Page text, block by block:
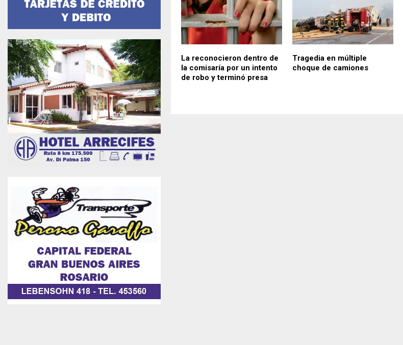
La reconocieron dentro de
la comisaría por un intento
de robo y terminó presa
Tragedia en múltiple
choque de camiones